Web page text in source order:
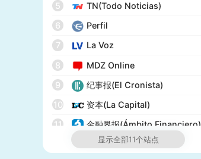
19
美国广播公司(ABC)
20
News)
21
CBS Sports
22
全国广播公司(NBC)
23
The Verge
24
PCMag
休斯顿纪事报(Houston
Chronicle)
5
TN(Todo Noticias)
6
Perfil
7
La Voz
8
MDZ Online
9
纪事报(El Cronista)
10
资本(La Capital)
11
金融界报(Ámbito Financiero)
显示全部11个站点